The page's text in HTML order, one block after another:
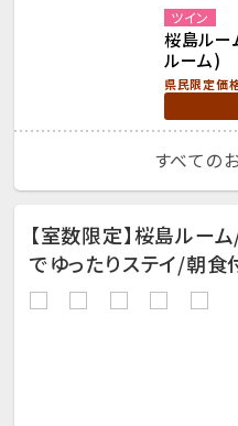
ツイン
桜島ル
ルーム)
県民限定価
すべての
【室数限定】桜島ルー
でゆったりステイ/朝食